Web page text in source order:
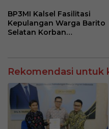
BP3MI Kalsel Fasilitasi
Kepulangan Warga Barito
Selatan Korban
Rekomendasi untuk